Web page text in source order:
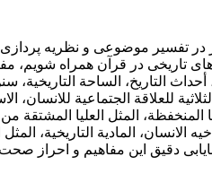
شهید صدر‌ در‌ نظریۀ‌ سنت‌‌های تاریخی در
التاریخ‌‌‌‌‌‌، الساحة التاریخیة‌‌‌‌‌‌،
للعلاقة الجتماعیة
المنخفظة‌‌‌‌‌‌‌، المثل‌ العلیا
دقیق‌ این‌ مفاهیم و احراز